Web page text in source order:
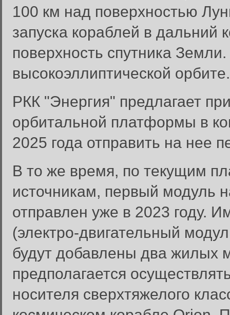
100 км над поверхностью
запуска кораблей в дальний
поверхность спутника
высокоэллиптической орбите.
РКК "Энергия" предлагает
орбитальной платформы в
2025 года отправить на нее
В то же время, по текущим
источникам, первый модуль
отправлен уже в 2023 году.
(электро-двигательный
будут добавлены два жилых
предполагается
носителя сверхтяжелого